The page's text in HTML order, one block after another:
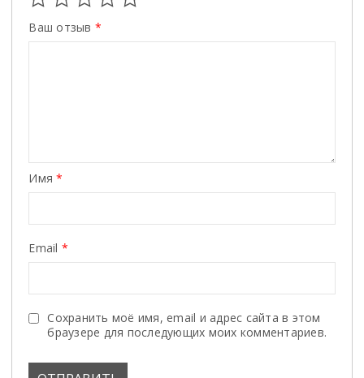
Ваш отзыв *
Имя*
Email *
Сохранить моё имя, email и адрес сайта в этом
браузере для последующих моих комментариев.